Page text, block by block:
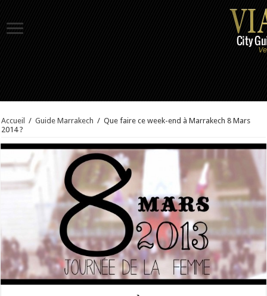
Accueil / Guide Marrakech / Que faire ce week-end à Marrakech 8 Mars
2014 ?